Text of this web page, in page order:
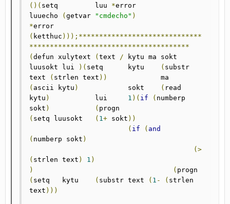
()(
setq 	luu *error
( "cmdecho" )
*
( ketthuc )));******************************
***************************************
( defun xulytext ( text / kytu ma sokt
luusokt lui
)( ( substr
text
( strlen text ))
( ascii kytu ) ( read
kytu ) 1 )( if ( numberp
sokt ) (
(
( 1+ sokt ))
( if ( and
( numberp sokt )
(>
( strlen text ) 1 )
)
(
(
( substr text ( 1 - ( strlen
text )))